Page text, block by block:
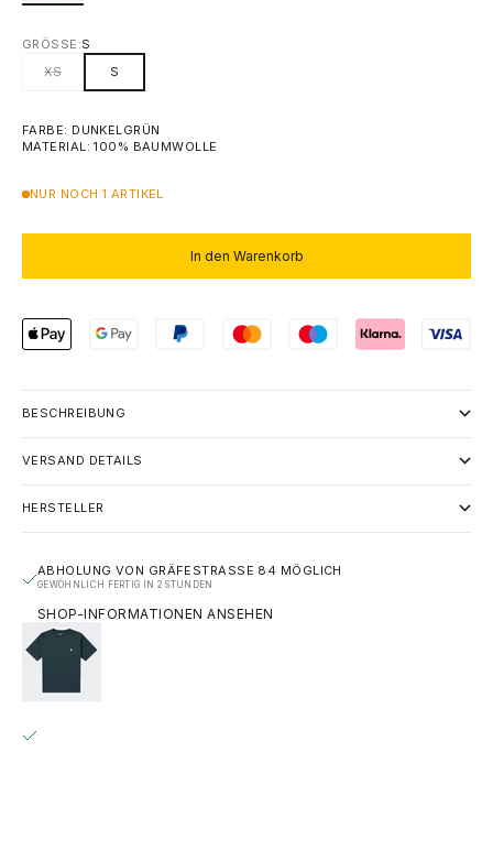
GRÖSSE: S
XS
S
FARBE: DUNKELGRÜN
MATERIAL: 100% BAUMWOLLE
NUR NOCH 1 ARTIKEL
In den Warenkorb
BESCHREIBUNG
VERSAND DETAILS
HERSTELLER
ABHOLUNG VON GRÄFESTRASSE 84 MÖGLICH
GEWÖHNLICH FERTIG IN 2 STUNDEN
SHOP-INFORMATIONEN ANSEHEN